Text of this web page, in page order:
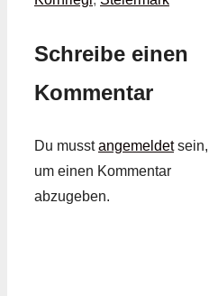
Schreibe einen
Kommentar
Du musstangemeldetsein,
um einen Kommentar
abzugeben.